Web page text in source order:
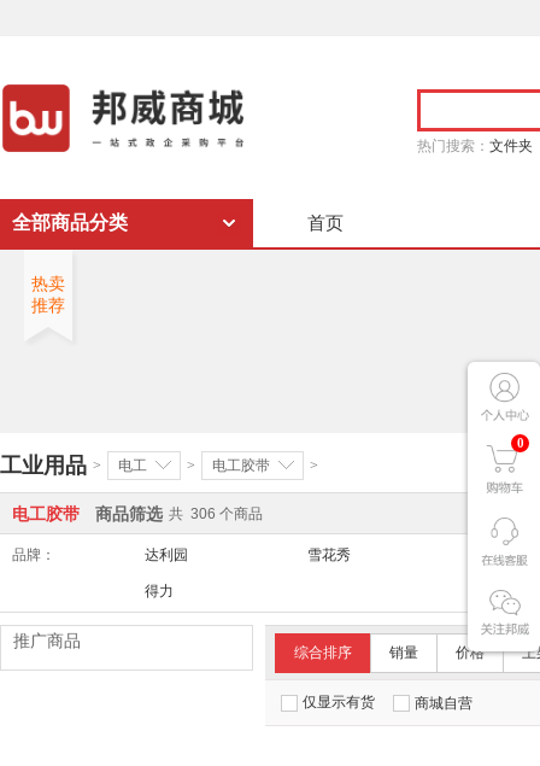
热门搜索： 文件夹
0
全部商品分类 首页
热卖
推荐
工业用品 > 电工 > 电工胶带 >
电工胶带 商品筛选 共 306 个商品
品牌： 达利园 雪花秀 舒适达/
得力
综合排序 销量 价格 上
仅显示有货 商城自营
推广商品